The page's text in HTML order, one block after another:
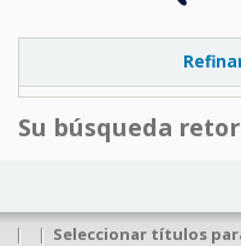
Su búsqueda
| | Seleccionar títulos